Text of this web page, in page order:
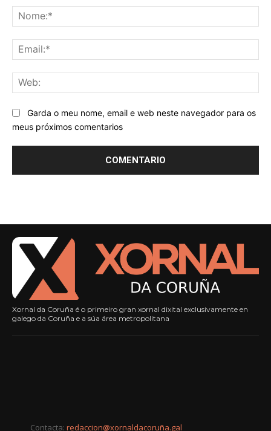
Garda o meu nome, email e web neste navegador para os
meus próximos comentarios
Xornal da Coruña é o primeiro gran xornal dixital exclusivamente en
galego da Coruña e a súa área metropolitana
Contacta: redaccion@xornaldacoruña.gal